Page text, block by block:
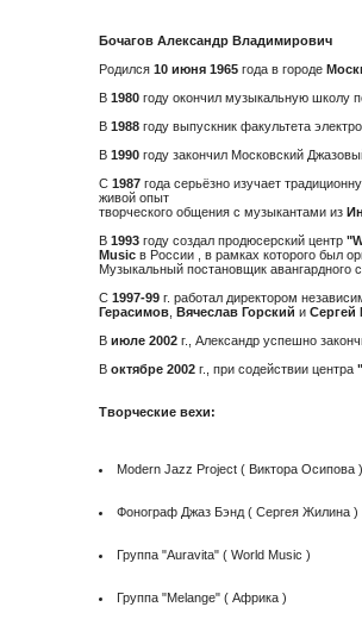
Бочагов Александр Владимирович
Родился 10 июня 1965года в городе
В 1980году окончил музыкальную школу
В 1988году выпускник факультета
В 1990году закончил Московский
С 1987года серьёзно изучает
живой опыт
творческого общения с музыкантами из
В 1993году создал продюсерский центр
Musicв России , в рамках которого был
Музыкальный постановщик авангардного
С 1997-99г. работал директором
Герасимов, Вячеслав Горский и Сергей
В июле 2002г., Александр успешно
В октябре 2002г., при содействии центра
Творческие вехи:
Modern Jazz Project ( Виктора Осипова )
Фонограф Джаз Бэнд ( Сергея Жилина )
Группа "Auravita" ( World Music )
Группа "Melange" ( Африка )